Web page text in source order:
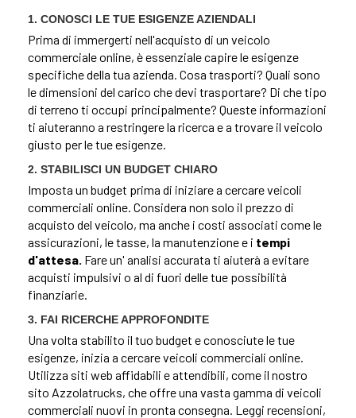
1. CONOSCI LE TUE ESIGENZE AZIENDALI
Prima di immergerti nell'acquisto di un veicolo
commerciale online, è essenziale capire le esigenze
specifiche della tua azienda. Cosa trasporti? Quali sono
le dimensioni del carico che devi trasportare? Di che tipo
di terreno ti occupi principalmente? Queste informazioni
ti aiuteranno a restringere la ricerca e a trovare il veicolo
giusto per le tue esigenze.
2. STABILISCI UN BUDGET CHIARO
Imposta un budget prima di iniziare a cercare veicoli
commerciali online. Considera non solo il prezzo di
acquisto del veicolo, ma anche i costi associati come le
assicurazioni, le tasse, la manutenzione e i tempi
d'attesa. Fare un' analisi accurata ti aiuterà a evitare
acquisti impulsivi o al di fuori delle tue possibilità
finanziarie.
3. FAI RICERCHE APPROFONDITE
Una volta stabilito il tuo budget e conosciute le tue
esigenze, inizia a cercare veicoli commerciali online.
Utilizza siti web affidabili e attendibili, come il nostro
sito Azzolatrucks, che offre una vasta gamma di veicoli
commerciali nuovi in pronta consegna. Leggi recensioni,